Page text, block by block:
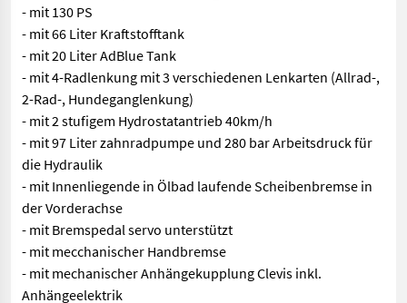
- mit 130 PS
- mit 66 Liter Kraftstofftank
- mit 20 Liter AdBlue Tank
- mit 4-Radlenkung mit 3 verschiedenen Lenkarten (Allrad-,
2-Rad-, Hundeganglenkung)
- mit 2 stufigem Hydrostatantrieb 40km/h
- mit 97 Liter zahnradpumpe und 280 bar Arbeitsdruck für
die Hydraulik
- mit Innenliegende in Ölbad laufende Scheibenbremse in
der Vorderachse
- mit Bremspedal servo unterstützt
- mit mecchanischer Handbremse
- mit mechanischer Anhängekupplung Clevis inkl.
Anhängeelektrik